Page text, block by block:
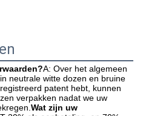
A: Over het algemeen
neutrale witte dozen en bruine
patent hebt, kunnen
verpakken nadat we uw
Wat zijn uw